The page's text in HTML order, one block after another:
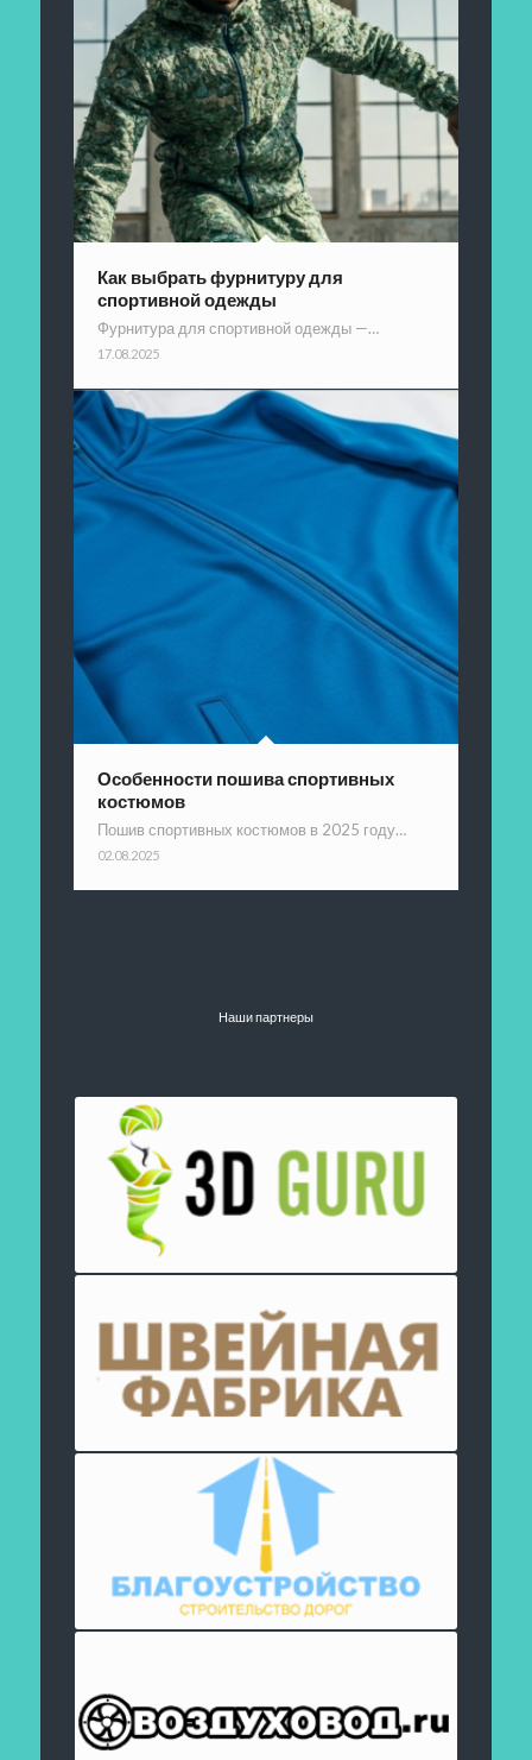
Как выбрать фурнитуру для
спортивной одежды
Фурнитура для спортивной одежды —…
17.08.2025
Особенности пошива спортивных
костюмов
Пошив спортивных костюмов в 2025 году…
02.08.2025
Наши партнеры